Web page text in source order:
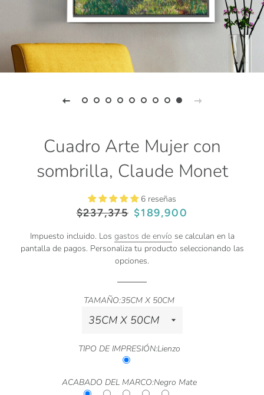
Cuadro Arte Mujer con
sombrilla, Claude Monet
6 reseñas
Precio
$237,375 Precio
venta
$189,900
Impuesto incluido. Los gastos de envío se calculan en la
pantalla de pagos. Personaliza tu producto seleccionando las
opciones.
TAMAÑO:35CM X 50CM
TIPO DE IMPRESIÓN:Lienzo
ACABADO DEL MARCO:Negro Mate